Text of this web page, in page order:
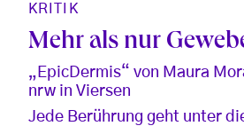
KRITIK
Mehr als nur
„EpicDermis“ von Maura
nrw in Viersen
Jede Berührung geht unter